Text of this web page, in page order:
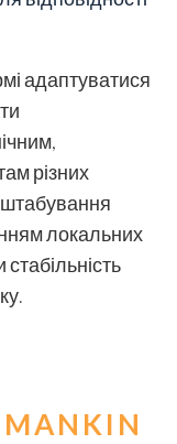
адаптуватися
різних
локальних